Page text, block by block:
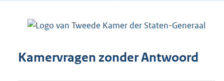
Kamervragen zonder Antwoord